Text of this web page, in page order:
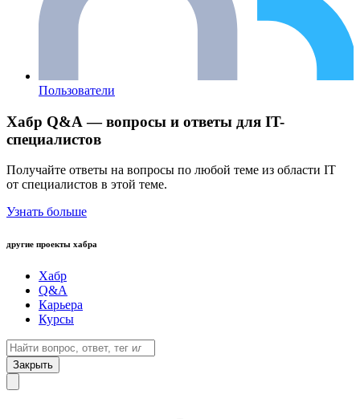
Пользователи
Хабр Q&A — вопросы и ответы для IT-
специалистов
Получайте ответы на вопросы по любой теме из области IT
от специалистов в этой теме.
Узнать больше
другие проекты хабра
Хабр
Q&A
Карьера
Курсы
Закрыть